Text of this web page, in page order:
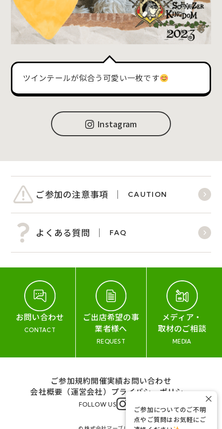
ツインテールが似合う可愛い一枚です
Instagram
ご参加の注意事項 CAUTION
よくある質問 FAQ
お問い合わせ
CONTACT
ご出店希望の事
業者様へ
REQUEST
メディア・
取材のご相談
MEDIA
ご参加規約開催実績お問い合わせ
会社概要（運営会社） プライバシーポリシー
FOLLOW US
ご参加についてのご不明
点やご質問はお気軽にご
×